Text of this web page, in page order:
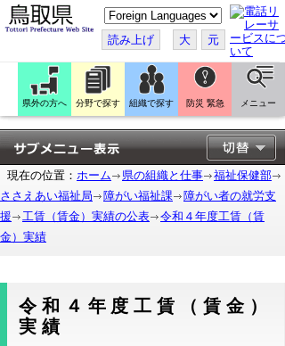
こ
の
ペ
ー
ジ
翻
訳
す
る
読み上げ 大 元
県外の方へ 分野で探す 組織で探す 防災 緊急 メニュー
現在の位置： ホーム 県の組織と仕事
福祉保健部
ささえあい福祉局
障がい福祉課
障がい者の就労支
援
工賃（賃金）実績の公表
令和４年度工賃（賃
金）実績
令和４年度工賃（賃金）
実績